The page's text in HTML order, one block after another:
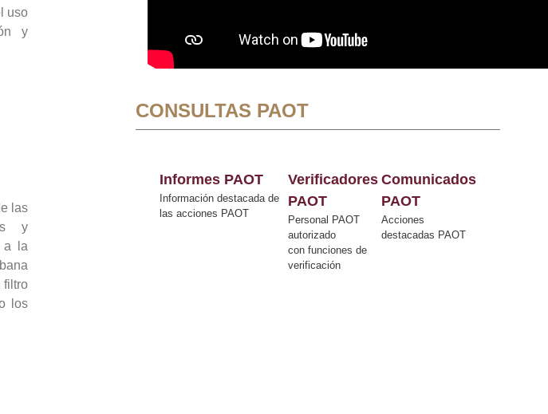
uso
y
las
y
a la
filtro
los
CONSULTAS PAOT
Informes PAOT
Información destacada de
las acciones PAOT
Verificadores
PAOT
Personal PAOT
autorizado
con funciones de
verificación
Comunicados
PAOT
Acciones
destacadas PAOT